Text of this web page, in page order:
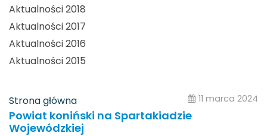
Aktualności 2018
Aktualności 2017
Aktualności 2016
Aktualności 2015
Strona główna 11 marca 2024
Powiat koniński na Spartakiadzie
Wojewódzkiej